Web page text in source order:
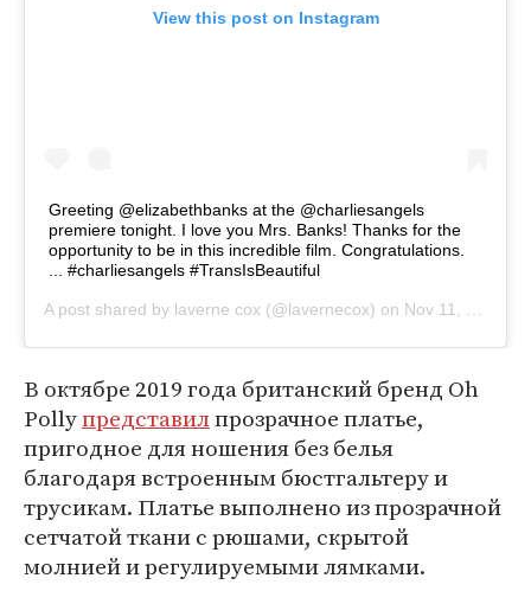
View this post on Instagram
Greeting @elizabethbanks at the @charliesangels
premiere tonight. I love you Mrs. Banks! Thanks for the
opportunity to be in this incredible film. Congratulations.
... #charliesangels #TransIsBeautiful
A post shared by laverne cox (@lavernecox) on Nov 11, 2019 at 7:54pm PST
В октябре 2019 года британский бренд Oh
Pollyпредставилпрозрачное платье,
пригодное для ношения без белья
благодаря встроенным бюстгальтеру и
трусикам. Платье выполнено из прозрачной
сетчатой ткани с рюшами, скрытой
молнией и регулируемыми лямками.